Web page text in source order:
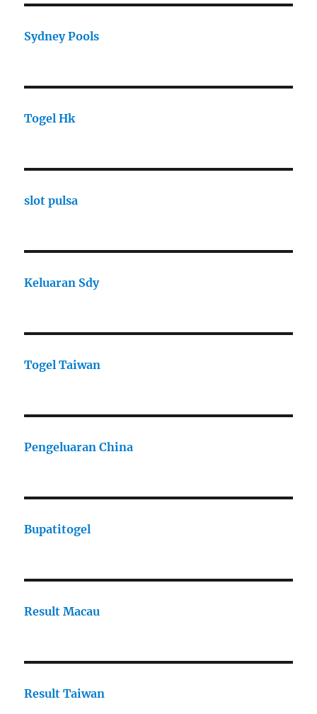
Sydney Pools
Togel Hk
slot pulsa
Keluaran Sdy
Togel Taiwan
Pengeluaran China
Bupatitogel
Result Macau
Result Taiwan